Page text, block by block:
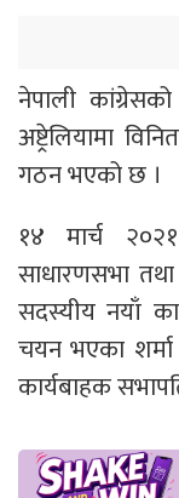
नेपाली
अष्ट्रेलियामा
गठन भएको छ ।
१४ मार्च
साधारणसभा
सदस्यीय नयाँ
चयन भएका शर्मा
कार्यबाहक